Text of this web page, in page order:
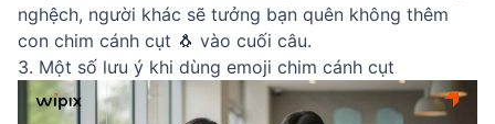
nghệch, người khác sẽ tưởng bạn quên không thêm
con chim cánh cụt 🐧 vào cuối câu.
3. Một số lưu ý khi dùng emoji chim cánh cụt